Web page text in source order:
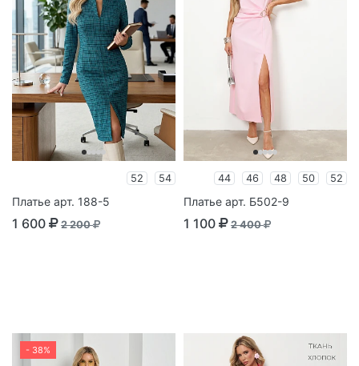
52 54
Платье арт. 188-5
1 600 2 200
44 46 48 50 52
Платье арт. Б502-9
1 100 2 400
- 38%